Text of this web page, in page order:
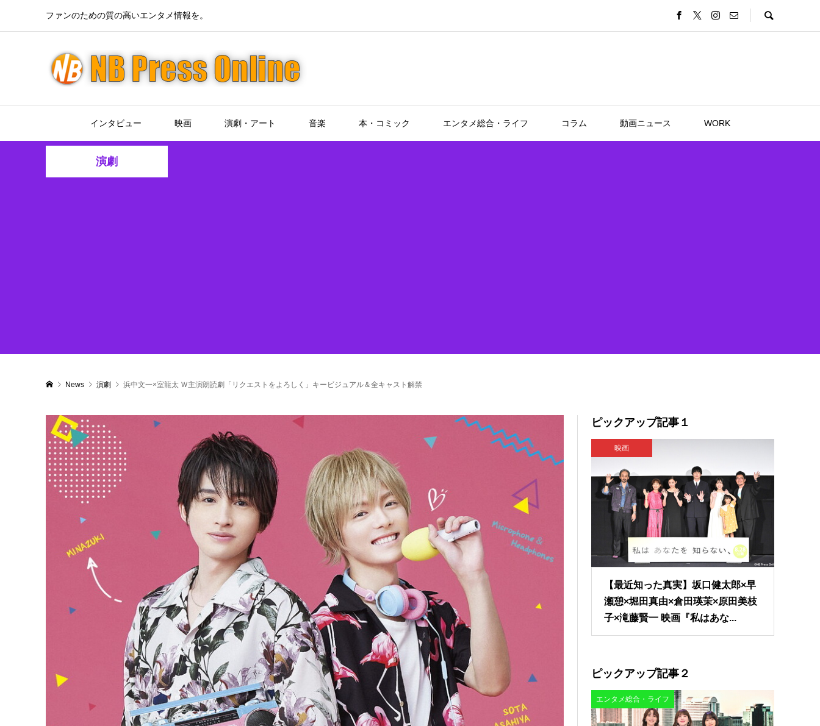
ファンのための質の高いエンタメ情報を。
インタビュー 映画 演劇・アート 音楽 本・コミック エンタメ総合・ライフ コラム 動画ニュース WORK
演劇
News 演劇 浜中文一×室龍太 Ｗ主演朗読劇「リクエストをよろしく」キービジュアル＆全キャスト解禁
ピックアップ記事１
映画
【最近知った真実】坂口健太郎×早
瀬憩×堀田真由×倉田瑛茉×原田美枝
子×滝藤賢一 映画『私はあな...
ピックアップ記事２
エンタメ総合・ライフ